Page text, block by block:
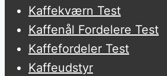
Kaffekværn Test
Kaffenål Fordelere Test
Kaffefordeler Test
Kaffeudstyr